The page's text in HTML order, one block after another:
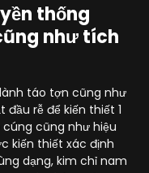
thống
như tích
táo tợn cũng như
rễ để kiến thiết 1
cũng như hiệu
kiến thiết xác định
dạng, kim chỉ nam